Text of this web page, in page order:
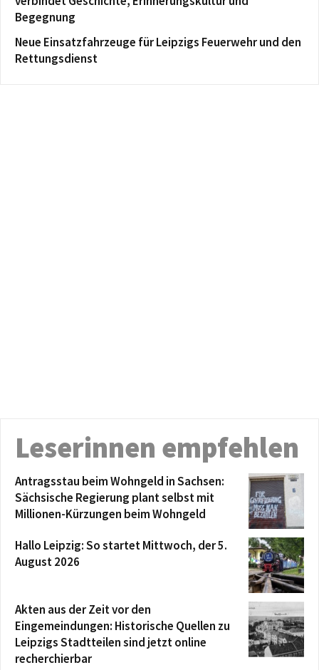
Begegnung
Neue Einsatzfahrzeuge für Leipzigs Feuerwehr und den
Rettungsdienst
Leserinnen empfehlen
Antragsstau beim Wohngeld in Sachsen:
Sächsische Regierung plant selbst mit
Millionen-Kürzungen beim Wohngeld
Hallo Leipzig: So startet Mittwoch, der 5.
August 2026
Akten aus der Zeit vor den
Eingemeindungen: Historische Quellen zu
Leipzigs Stadtteilen sind jetzt online
recherchierbar